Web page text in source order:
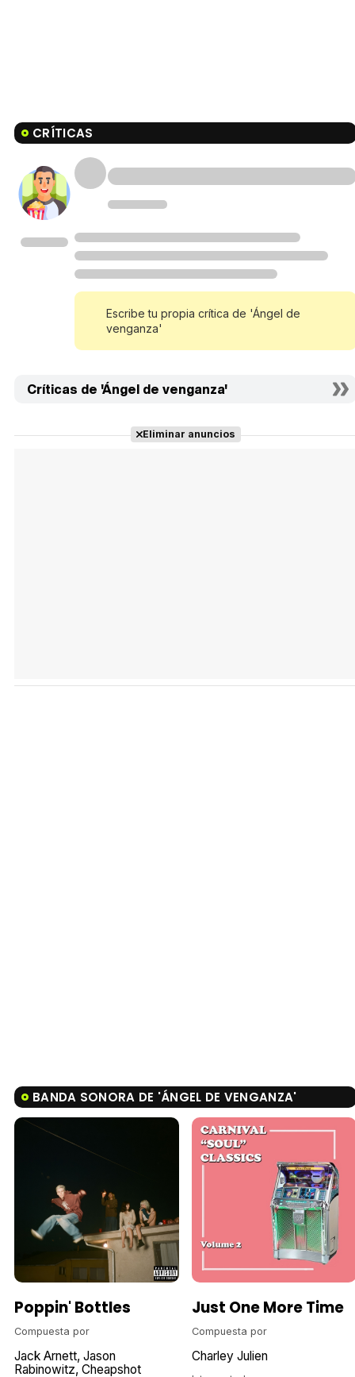
CRÍTICAS
Escribe tu propia crítica de 'Ángel de
venganza'
Críticas de 'Ángel de venganza'
Eliminar anuncios
BANDA SONORA DE 'ÁNGEL DE VENGANZA'
Poppin' Bottles
Compuesta por
Jack Arnett Jason
Rabinowitz Cheapshot
Just One More Time
Compuesta por
Charley Julien